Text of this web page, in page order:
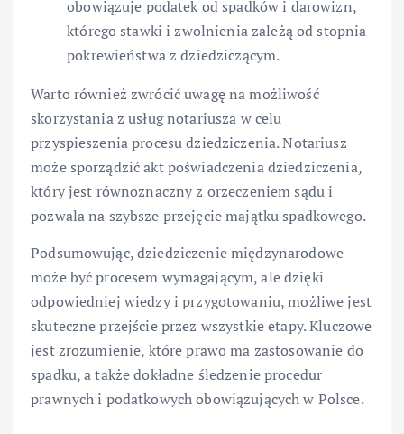
obowiązuje podatek od spadków i darowizn,
którego stawki i zwolnienia zależą od stopnia
pokrewieństwa z dziedziczącym.
Warto również zwrócić uwagę na możliwość
skorzystania z usług notariusza w celu
przyspieszenia procesu dziedziczenia. Notariusz
może sporządzić akt poświadczenia dziedziczenia,
który jest równoznaczny z orzeczeniem sądu i
pozwala na szybsze przejęcie majątku spadkowego.
Podsumowując, dziedziczenie międzynarodowe
może być procesem wymagającym, ale dzięki
odpowiedniej wiedzy i przygotowaniu, możliwe jest
skuteczne przejście przez wszystkie etapy. Kluczowe
jest zrozumienie, które prawo ma zastosowanie do
spadku, a także dokładne śledzenie procedur
prawnych i podatkowych obowiązujących w Polsce.